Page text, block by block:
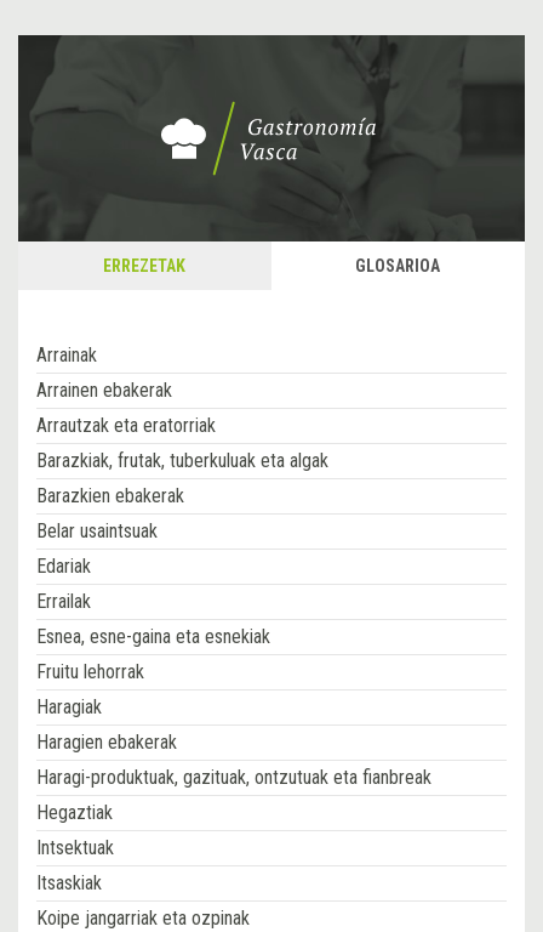
ERREZETAK GLOSARIOA
Arrainak
Arrainen ebakerak
Arrautzak eta eratorriak
Barazkiak, frutak, tuberkuluak eta algak
Barazkien ebakerak
Belar usaintsuak
Edariak
Errailak
Esnea, esne-gaina eta esnekiak
Fruitu lehorrak
Haragiak
Haragien ebakerak
Haragi-produktuak, gazituak, ontzutuak eta fianbreak
Hegaztiak
Intsektuak
Itsaskiak
Koipe jangarriak eta ozpinak